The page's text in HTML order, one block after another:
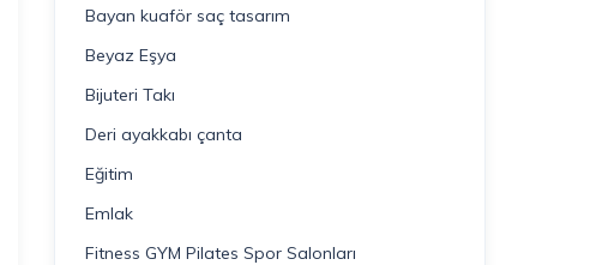
Bayan kuaför saç tasarım
Beyaz Eşya
Bijuteri Takı
Deri ayakkabı çanta
Eğitim
Emlak
Fitness GYM Pilates Spor Salonları